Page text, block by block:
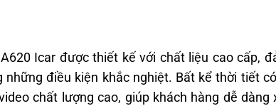
Icar được thiết kế với chất liệu cao cấp,
những điều kiện khắc nghiệt. Bất kể thời tiết
chất lượng cao, giúp khách hàng dễ